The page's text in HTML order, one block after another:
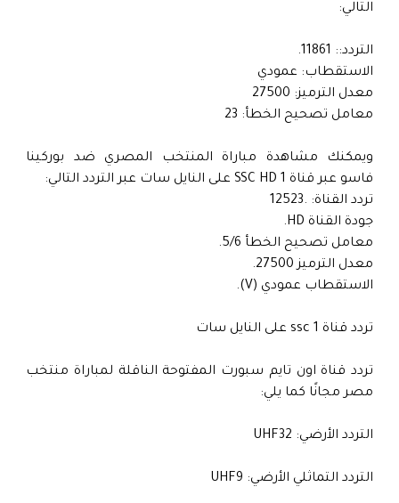
التالي:
التردد:: 11861.
الاستقطاب: عمودي
معدل الترميز: 27500
معامل تصحيح الخطأ: 23
ويمكنك مشاهدة مباراة المنتخب المصري ضد بوركينا
فاسو عبر قناة SSC HD 1 على النايل سات عبر التردد التالي:
تردد القناة: 125‪23.
جودة القناة HD.
معامل تصحيح الخطأ 5/6.
معدل الترميز 27500.
الاستقطاب عمودي (V).
تردد قناة ssc 1 على النايل سات
تردد قناة اون تايم سبورت المفتوحة الناقلة لمباراة منتخب
مصر مجانًا كما يلي:
التردد الأرضي: UHF32
التردد التماثلي الأرضي: UHF9